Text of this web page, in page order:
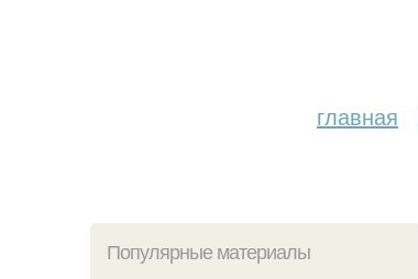
главная
Популярные материалы